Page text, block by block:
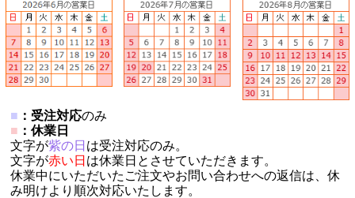
■ ：受注対応のみ
■ ：休業日
文字が紫の日 は受注対応のみ。
文字が赤い日 は休業日とさせていただきます。
休業中にいただいたご注文やお問い合わせへの返信は、休
み明けより順次対応いたします。